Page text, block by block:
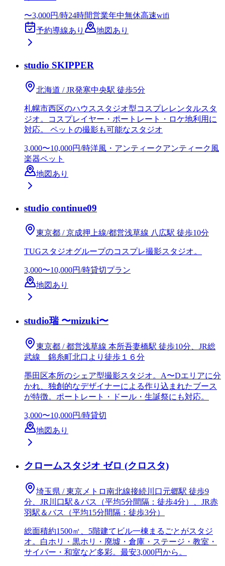
〜3,000円/時24時間営業年中無休高速wifi
予約導線あり
地図あり
studio SKIPPER
北海道 / JR発寒中央駅 徒歩5分
札幌市西区のハウススタジオ型コスプレレンタルスタ
ジオ。コスプレイヤー・ポートレート・ロケ地利用に
対応。 ペットの撮影も可能なスタジオ
3,000〜10,000円/時洋風・アンティークアンティーク風
楽器ペット
地図あり
studio continue09
東京都 / 京成押上線/都営浅草線 八広駅 徒歩10分
TUGスタジオグループのコスプレ撮影スタジオ。
3,000〜10,000円/時貸切プラン
地図あり
studio瑞 〜mizuki〜
東京都 / 都営浅草線 本所吾妻橋駅 徒歩10分、JR総
武線 錦糸町北口より徒歩１６分
墨田区本所のシェア型撮影スタジオ。A〜Dエリアに分
かれ、独創的なデザイナーによる作り込まれたブース
が特徴。ポートレート・ドール・生誕祭にも対応。
3,000〜10,000円/時貸切
地図あり
クロームスタジオ ゼロ (クロスタ)
埼玉県 / 東京メトロ南北線接続川口元郷駅 徒歩9
分、JR川口駅＆バス（平均5分間隔：徒歩4分）、JR赤
羽駅＆バス（平均15分間隔：徒歩3分）
総面積約1500㎡、5階建てビル一棟まるごとがスタジ
オ。白ホリ・黒ホリ・廃墟・倉庫・ステージ・教室・
サイバー・和室など多彩。最安3,000円から。